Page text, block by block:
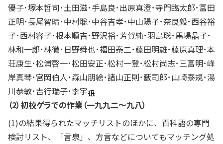
優子･塚本哲司･土田滋･手島良･出原真澄･寺門臨太郎･富田
正明･長尾智晴･中村聡･中谷吉孝･中山陽子･奈良毅･西谷裕
子･西村容子･根本順吉･野沢裕･芳賀純･羽島聡･馬場晶子･
林和一郎･林徹･日野舜也･福田泰二･藤田明雄･藤原真理･本
荘康生･松浦啓一･松田安正･松村一登･松村尚志･三富明･峰
岸真琴･宮岡伯人･森山朋絵･諸山正則･藪司郎･山崎泰規･湯
川恭敏･吉行瑞子･李宇
（2）初校ゲラでの作業（一九九二～九八）
(1)の結果得られたマッチリストのほかに、百科語の専門
検討リスト、「言泉」、方言などについてもマッチング処